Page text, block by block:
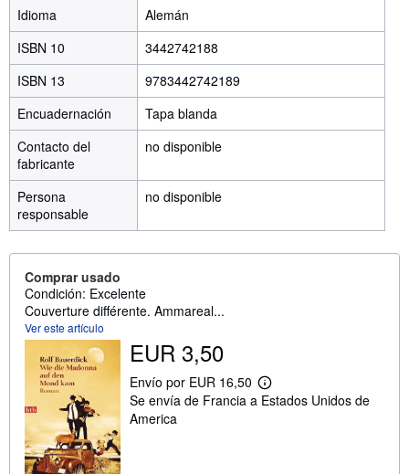
Idioma
Alemán
ISBN 10
3442742188
ISBN 13
9783442742189
Encuadernación
Tapa blanda
Contacto del
fabricante
no disponible
Persona
responsable
no disponible
Comprar usado
Condición: Excelente
Couverture différente. Ammareal...
Ver este artículo
EUR 3,50
Envío por EUR 16,50
M
á
Se envía de Francia a Estados Unidos de
America